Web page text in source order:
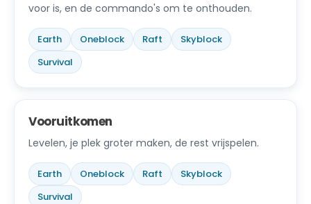
voor is, en de commando's om te onthouden.
Earth Oneblock Raft
Skyblock
Survival
Vooruitkomen
Levelen, je plek groter maken, de rest vrijspelen.
Earth Oneblock Raft
Skyblock
Survival